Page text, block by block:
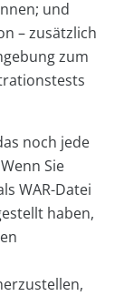
und
– zusätzlich
zum
noch jede
Sie
WAR-Datei
haben,